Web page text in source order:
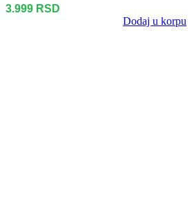
3.999 RSD
Dodaj u korpu